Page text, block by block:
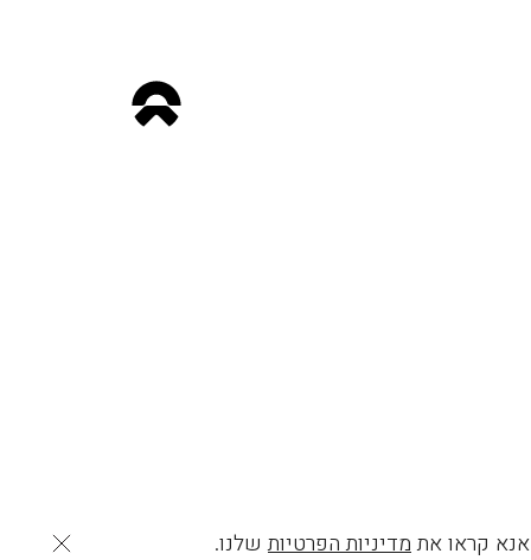
קראו את מדיניות הפרטיותשלנו.